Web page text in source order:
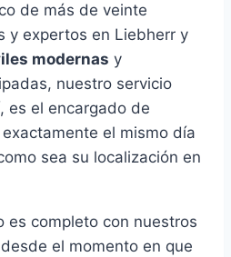
de más de veinte
y expertos en Liebherr y
modernas y
nuestro servicio
es el encargado de
el mismo día
sea su localización en
es completo con nuestros
el momento en que